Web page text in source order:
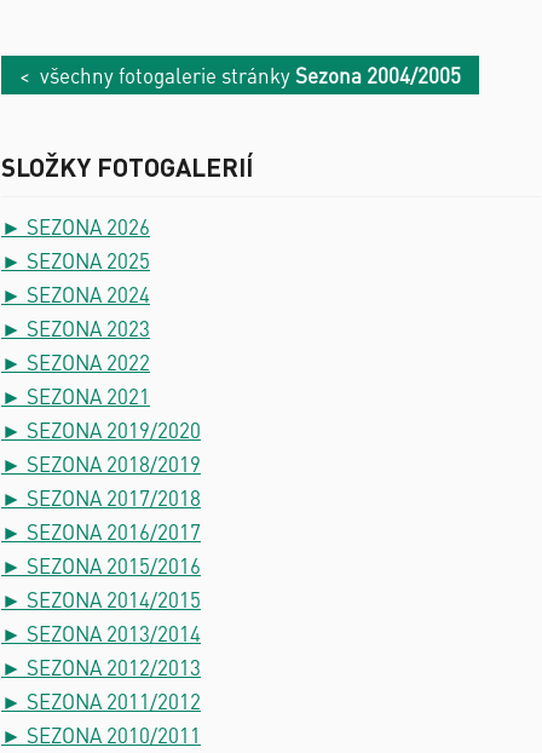
< všechny fotogalerie stránkySezona 2004/2005
SLOŽKY FOTOGALERIÍ
► SEZONA 2026
► SEZONA 2025
► SEZONA 2024
► SEZONA 2023
► SEZONA 2022
► SEZONA 2021
► SEZONA 2019/2020
► SEZONA 2018/2019
► SEZONA 2017/2018
► SEZONA 2016/2017
► SEZONA 2015/2016
► SEZONA 2014/2015
► SEZONA 2013/2014
► SEZONA 2012/2013
► SEZONA 2011/2012
► SEZONA 2010/2011